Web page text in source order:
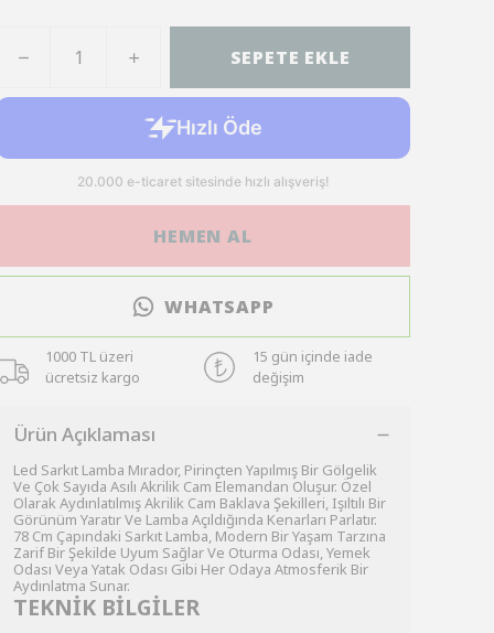
SEPETE EKLE
HEMEN AL
WHATSAPP
1000 TL üzeri
ücretsiz kargo
15 gün içinde iade
değişim
Ürün Açıklaması
Led Sarkıt Lamba Mırador, Pirinçten Yapılmış Bir Gölgelik
Ve Çok Sayıda Asılı Akrilik Cam Elemandan Oluşur. Özel
Olarak Aydınlatılmış Akrilik Cam Baklava Şekilleri, Işıltılı Bir
Görünüm Yaratır Ve Lamba Açıldığında Kenarları Parlatır.
78 Cm Çapındaki Sarkıt Lamba, Modern Bir Yaşam Tarzına
Zarif Bir Şekilde Uyum Sağlar Ve Oturma Odası, Yemek
Odası Veya Yatak Odası Gibi Her Odaya Atmosferik Bir
Aydınlatma Sunar.
TEKNİK BİLGİLER